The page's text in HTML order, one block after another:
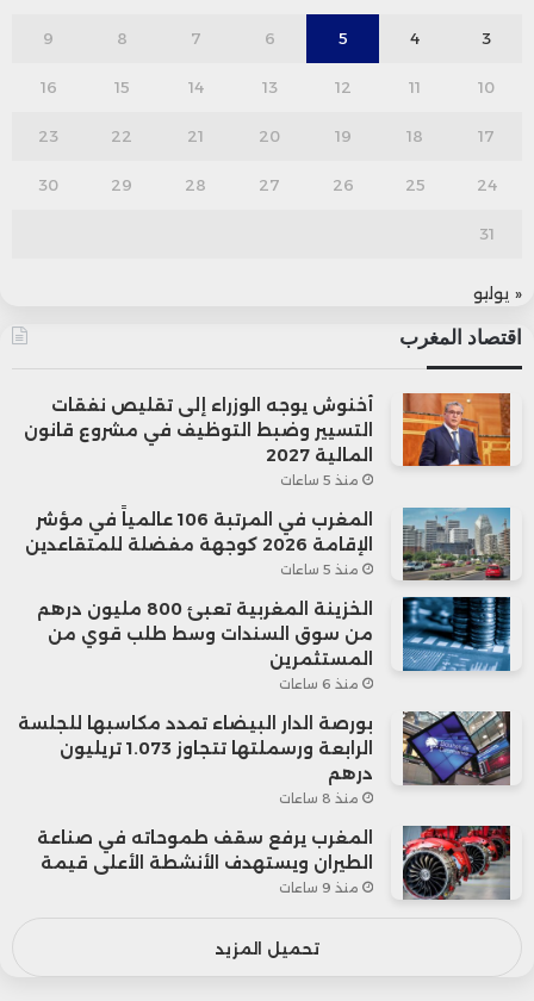
3
4
5
6
7
8
9
10
11
12
13
14
15
16
17
18
19
20
21
22
23
24
25
26
27
28
29
30
31
« يوليو
اقتصاد المغرب
أخنوش يوجه الوزراء إلى تقليص نفقات
التسيير وضبط التوظيف في مشروع قانون
المالية 2027
منذ 5 ساعات
المغرب في المرتبة 106 عالمياً في مؤشر
الإقامة 2026 كوجهة مفضلة للمتقاعدين
منذ 5 ساعات
الخزينة المغربية تعبئ 800 مليون درهم
من سوق السندات وسط طلب قوي من
المستثمرين
منذ 6 ساعات
بورصة الدار البيضاء تمدد مكاسبها للجلسة
الرابعة ورسملتها تتجاوز 1.073 تريليون
درهم
منذ 8 ساعات
المغرب يرفع سقف طموحاته في صناعة
الطيران ويستهدف الأنشطة الأعلى قيمة
منذ 9 ساعات
تحميل المزيد